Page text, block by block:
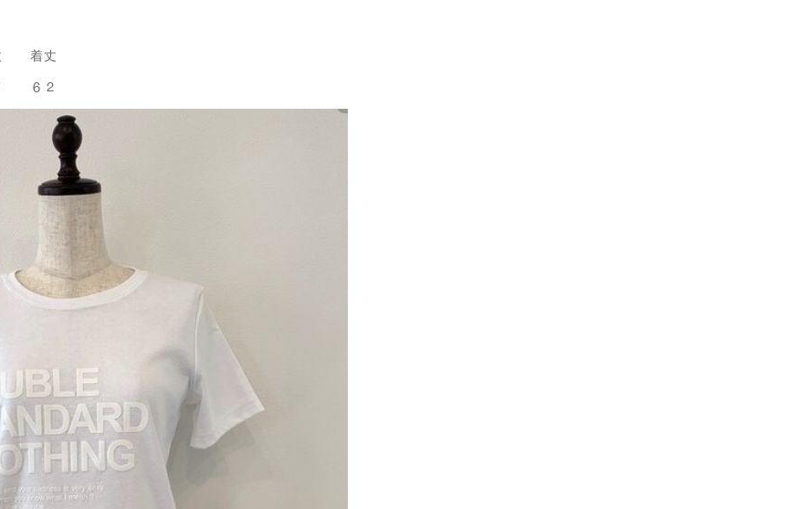
着丈
６２